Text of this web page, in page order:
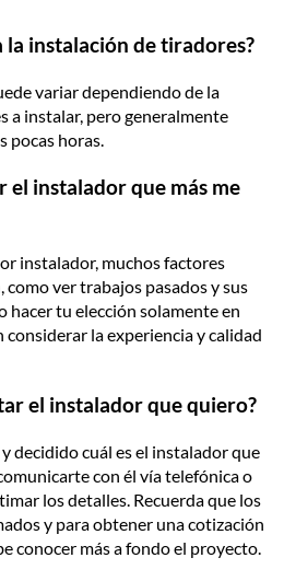
instalación de tiradores?
variar dependiendo de la
a instalar, pero generalmente
pocas horas.
el instalador que más me
instalador, muchos factores
ver trabajos pasados y sus
hacer tu elección solamente en
considerar la experiencia y calidad
el instalador que quiero?
decidido cuál es el instalador que
con él vía telefónica o
los detalles. Recuerda que los
y para obtener una cotización
conocer más a fondo el proyecto.